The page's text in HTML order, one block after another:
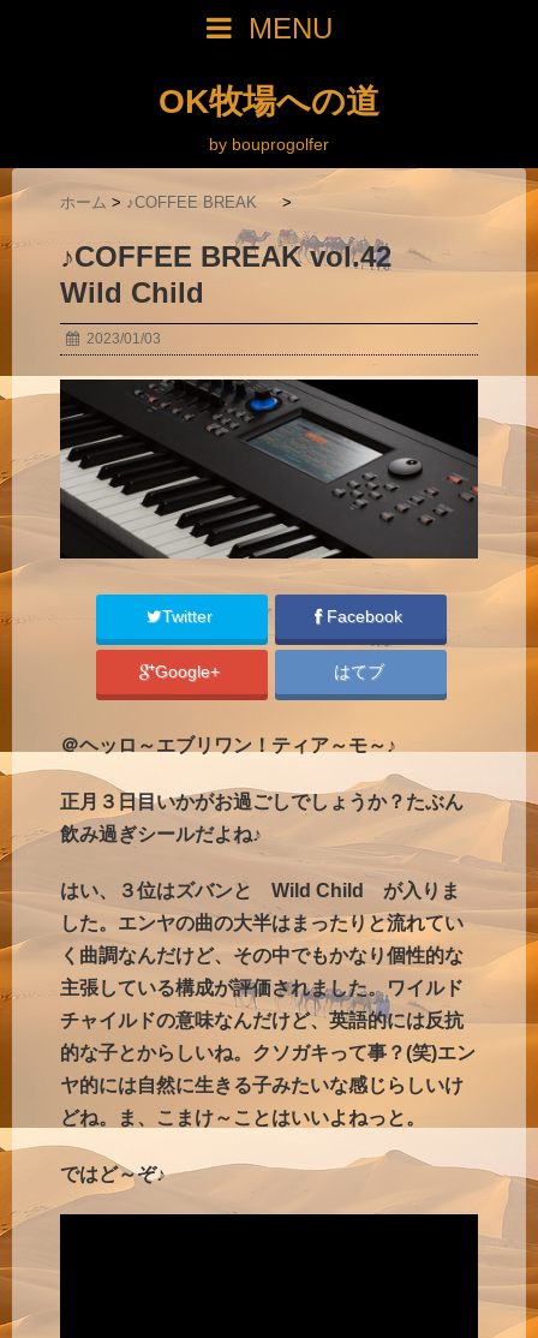
MENU
OK牧場への道
by bouprogolfer
ホーム > ♪COFFEE BREAK >
♪COFFEE BREAK vol.42
Wild Child
2023/01/03
Twitter Facebook
Google+ はてブ
＠ヘッロ～エブリワン！ティア～モ～♪
正月３日目いかがお過ごしでしょうか？たぶん
飲み過ぎシールだよね♪
はい、３位はズバンと Wild Child が入りま
した。エンヤの曲の大半はまったりと流れてい
く曲調なんだけど、その中でもかなり個性的な
主張している構成が評価されました。ワイルド
チャイルドの意味なんだけど、英語的には反抗
的な子とからしいね。クソガキって事？(笑)エン
ヤ的には自然に生きる子みたいな感じらしいけ
どね。ま、こまけ～ことはいいよねっと。
ではど～ぞ♪